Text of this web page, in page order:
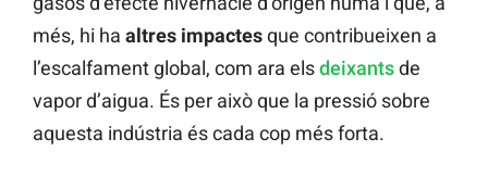
més, hi ha altres impactesque contribueixen a
l’escalfament global, com ara elsdeixantsde
vapor d’aigua. És per això que la pressió sobre
aquesta indústria és cada cop més forta.